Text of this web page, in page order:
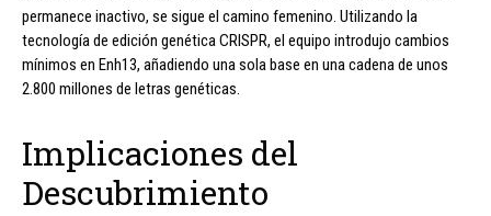
permanece inactivo, se sigue el camino femenino. Utilizando la
tecnología de edición genética CRISPR, el equipo introdujo cambios
mínimos en Enh13, añadiendo una sola base en una cadena de unos
2.800 millones de letras genéticas.
Implicaciones del
Descubrimiento